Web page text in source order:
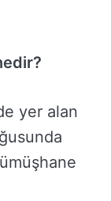
yer alan